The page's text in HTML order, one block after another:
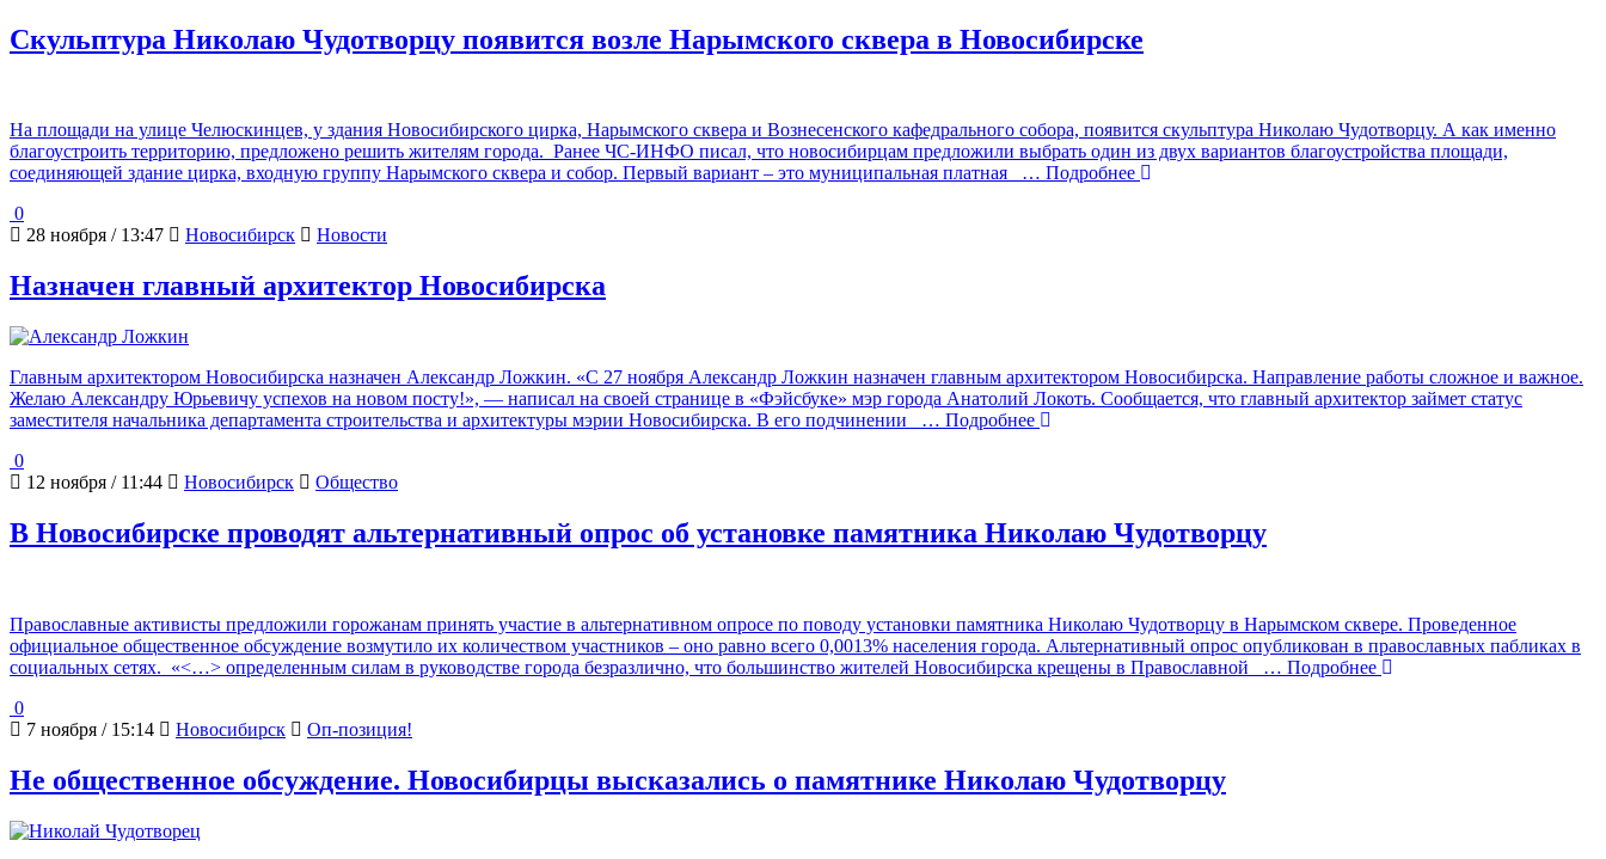
Скульптура Николаю Чудотворцу появится возле Нарымского сквера в Новосибирске
На площади на улице Челюскинцев, у здания Новосибирского цирка, Нарымского сквера и Вознесенского кафедрального собора, появится скульптура Николаю Чудотворцу. А как именно
благоустроить территорию, предложено решить жителям города. Ранее ЧС-ИНФО писал, что новосибирцам предложили выбрать один из двух вариантов благоустройства площади,
соединяющей здание цирка, входную группу Нарымского сквера и собор. Первый вариант – это муниципальная платная
… Подробнее
0
28 ноября / 13:47
Новосибирск Новости
Назначен главный архитектор Новосибирска
Главным архитектором Новосибирска назначен Александр Ложкин. «С 27 ноября Александр Ложкин назначен главным архитектором Новосибирска. Направление работы сложное и важное.
Желаю Александру Юрьевичу успехов на новом посту!», — написал на своей странице в «Фэйсбуке» мэр города Анатолий Локоть. Сообщается, что главный архитектор займет статус
заместителя начальника департамента строительства и архитектуры мэрии Новосибирска. В его подчинении
… Подробнее
0
12 ноября / 11:44
Новосибирск Общество
В Новосибирске проводят альтернативный опрос об установке памятника Николаю Чудотворцу
Православные активисты предложили горожанам принять участие в альтернативном опросе по поводу установки памятника Николаю Чудотворцу в Нарымском сквере. Проведенное
официальное общественное обсуждение возмутило их количеством участников – оно равно всего 0,0013% населения города. Альтернативный опрос опубликован в православных пабликах в
социальных сетях. «<…> определенным силам в руководстве города безразлично, что большинство жителей Новосибирска крещены в Православной
… Подробнее
0
7 ноября / 15:14
Новосибирск Оп-позиция!
Не общественное обсуждение. Новосибирцы высказались о памятнике Николаю Чудотворцу